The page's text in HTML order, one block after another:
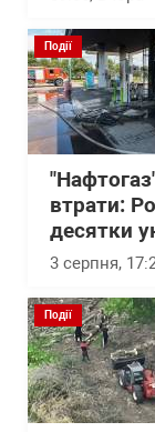
Події
втрати:
десятки
3 серпня,
Події